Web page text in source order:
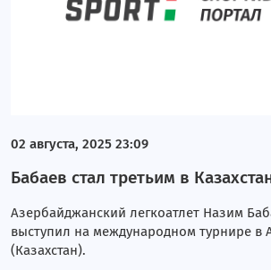
02 августа, 2025 23:09
Бабаев стал третьим в
Азербайджанский легкоатлет Назим
выступил на международном турнире в
(Казахстан).